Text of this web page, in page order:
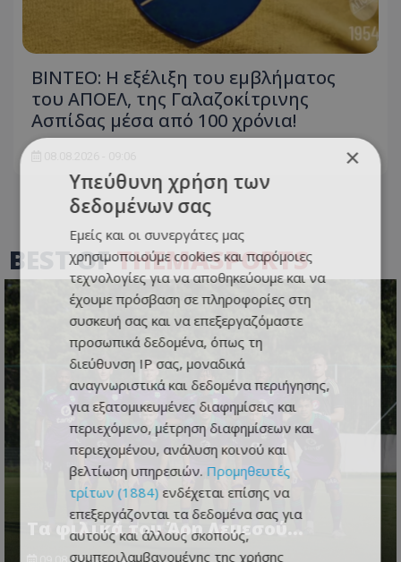
ΒΙΝΤΕΟ: Η εξέλιξη του εμβλήματος
του ΑΠΟΕΛ, της Γαλαζοκίτρινης
Ασπίδας μέσα από 100 χρόνια!
BEST OFTHEMASPORTS
Τα φιλικά του Άρη Λεμεσού...
×
Υπεύθυνη χρήση των
δεδομένων σας
Εμείς και οι συνεργάτες μας
χρησιμοποιούμε cookies και παρόμοιες
τεχνολογίες για να αποθηκεύουμε και να
έχουμε πρόσβαση σε πληροφορίες στη
συσκευή σας και να επεξεργαζόμαστε
προσωπικά δεδομένα, όπως τη
διεύθυνση IP σας, μοναδικά
αναγνωριστικά και δεδομένα περιήγησης,
για εξατομικευμένες διαφημίσεις και
περιεχόμενο, μέτρηση διαφημίσεων και
περιεχομένου, ανάλυση κοινού και
βελτίωση υπηρεσιών. Προμηθευτές
τρίτων (1884) ενδέχεται επίσης να
επεξεργάζονται τα δεδομένα σας για
αυτούς και άλλους σκοπούς,
συμπεριλαμβανομένης της χρήσης